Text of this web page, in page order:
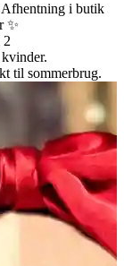
Afhentning i butik
✨
2